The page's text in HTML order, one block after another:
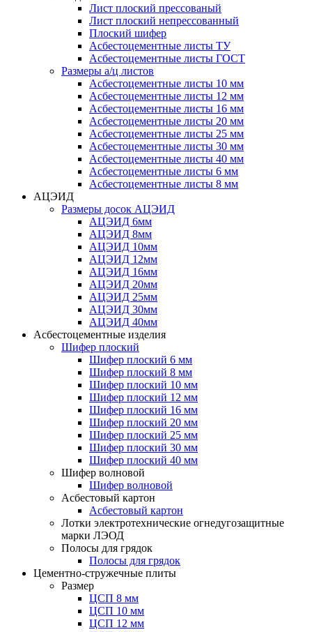
Лист плоский прессованый
Лист плоский непрессованный
Плоский шифер
Асбестоцементные листы ТУ
Асбестоцементные листы ГОСТ
Размеры а/ц листов
Асбестоцементные листы 10 мм
Асбестоцементные листы 12 мм
Асбестоцементные листы 16 мм
Асбестоцементные листы 20 мм
Асбестоцементные листы 25 мм
Асбестоцементные листы 30 мм
Асбестоцементные листы 40 мм
Асбестоцементные листы 6 мм
Асбестоцементные листы 8 мм
АЦЭИД
Размеры досок АЦЭИД
АЦЭИД 6мм
АЦЭИД 8мм
АЦЭИД 10мм
АЦЭИД 12мм
АЦЭИД 16мм
АЦЭИД 20мм
АЦЭИД 25мм
АЦЭИД 30мм
АЦЭИД 40мм
Асбестоцементные изделия
Шифер плоский
Шифер плоский 6 мм
Шифер плоский 8 мм
Шифер плоский 10 мм
Шифер плоский 12 мм
Шифер плоский 16 мм
Шифер плоский 20 мм
Шифер плоский 25 мм
Шифер плоский 30 мм
Шифер плоский 40 мм
Шифер волновой
Шифер волновой
Асбестовый картон
Асбестовый картон
Лотки электротехнические огнедугозащитные
марки ЛЭОД
Полосы для грядок
Полосы для грядок
Цементно-стружечные плиты
Размер
ЦСП 8 мм
ЦСП 10 мм
ЦСП 12 мм